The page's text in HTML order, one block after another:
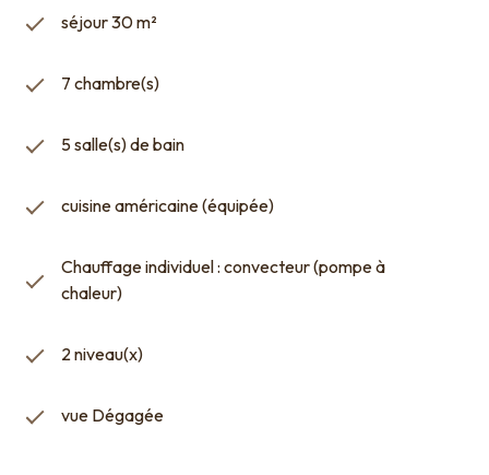
séjour 30 m²
7 chambre(s)
5 salle(s) de bain
cuisine américaine (équipée)
Chauffage individuel : convecteur (pompe à
chaleur)
2 niveau(x)
vue Dégagée